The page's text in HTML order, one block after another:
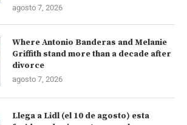
agosto 7, 2026
Where Antonio Banderas and Melanie
Griffith stand more than a decade after
divorce
agosto 7, 2026
Llega a Lidl (el 10 de agosto) esta